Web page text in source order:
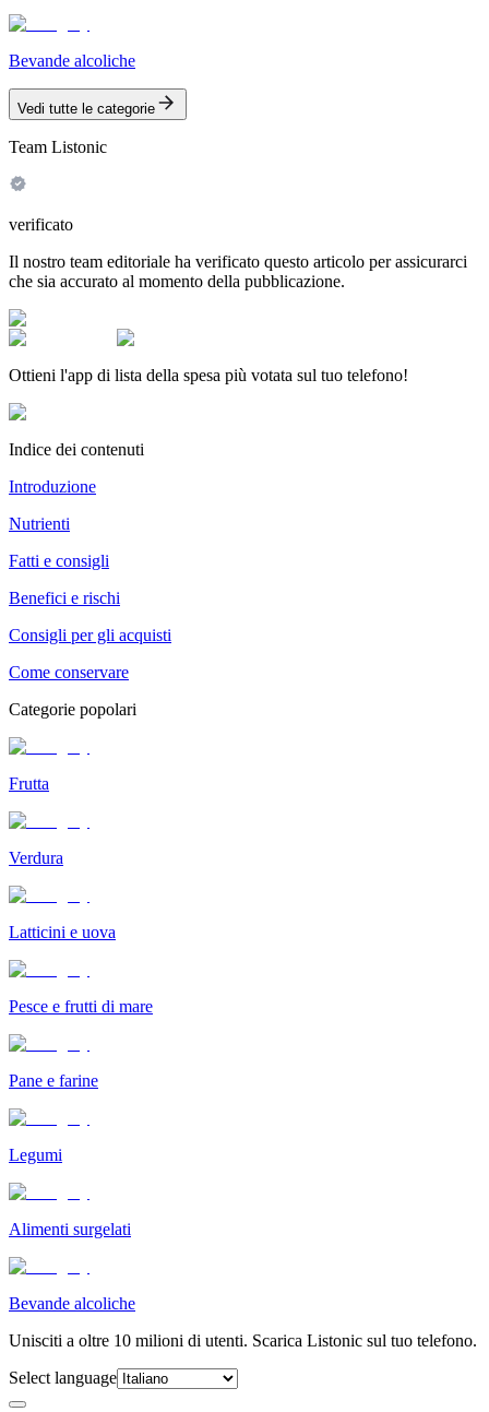
Bevande alcoliche
Vedi tutte le categorie
Team Listonic
verificato
Il nostro team editoriale ha verificato questo articolo per assicurarci
che sia accurato al momento della pubblicazione.
Ottieni l'app di lista della spesa più votata sul tuo telefono!
Indice dei contenuti
Introduzione
Nutrienti
Fatti e consigli
Benefici e rischi
Consigli per gli acquisti
Come conservare
Categorie popolari
Frutta
Verdura
Latticini e uova
Pesce e frutti di mare
Pane e farine
Legumi
Alimenti surgelati
Bevande alcoliche
Unisciti a oltre 10 milioni di utenti. Scarica Listonic sul tuo telefono.
Select language